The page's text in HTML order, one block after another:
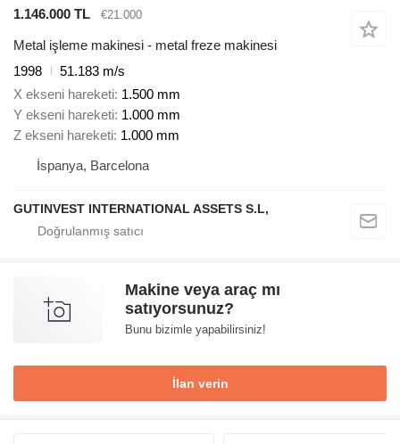
1.146.000 TL
€21.000
Metal işleme makinesi - metal freze makinesi
1998
51.183 m/s
X ekseni hareketi 1.500 mm
Y ekseni hareketi 1.000 mm
Z ekseni hareketi 1.000 mm
İspanya, Barcelona
GUTINVEST INTERNATIONAL ASSETS S.L,
Makine veya araç mı
satıyorsunuz?
Bunu bizimle yapabilirsiniz!
İlan verin